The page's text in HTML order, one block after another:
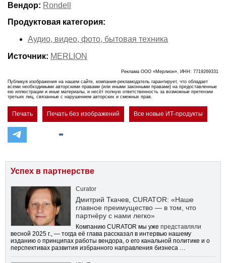
Вендор: Rondell
Продуктовая категория:
Аудио, видео, фото, бытовая техника
Источник: MERLION
Реклама ООО «Мерлион», ИНН: 7719269331
Публикуя изображения на нашем сайте, компания-рекламодатель гарантирует, что обладает
всеми необходимыми авторскими правами (или иными законными правами) на предоставленные
ею иллюстрации и иные материалы, и несёт полную ответственность за возможные претензии
третьих лиц, связанные с нарушением авторских и смежных прав.
Печать Печать без изображений Все новые ИТ-продукты
Успех в партнерстве
Curator
Дмитрий Ткачев, CURATOR: «Наше
главное преимущество — в том, что
партнёру с нами легко»
Компанию CURATOR мы уже представляли
весной 2025 г., — тогда её глава рассказал в интервью нашему
изданию о принципах работы вендора, о его канальной политике и о
перспективах развития избранного направления бизнеса …